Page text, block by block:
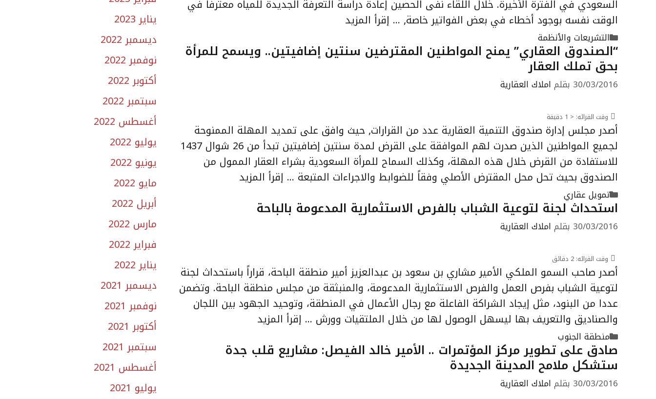
السعودي في الفترة الأخيرة. خلال اللقاء نفى الحصين إعادة دراسة التعرفة الجديدة للمياه معترفاً في
الوقت نفسه بوجود أخطاء في بعض الفواتير خاصة, … إقرأ المزيد
التصنيفات
التشريعات والأنظمة
“الصندوق العقاري” يمنح المواطنين المقترضين سنتين إضافيتين.. ويسمح للمرأة
بحق تملك العقار
30/03/2016 بقلم املاك العقارية
وقت القرائه: < 1 دقيقة
أصدر مجلس إدارة صندوق التنمية العقارية عدد من القرارات, حيث وافق على تمديد المهلة الممنوحة
لجميع المواطنين الذين صدرت لهم الموافقة على القرض لمدة سنتين إضافيتين تبدأ من 26 شوال 1437
للاستفادة من القرض خلال هذه المهلة، وكذلك السماح للمرأة السعودية بشراء العقار الممول من
الصندوق بحيث تحل محل المقترض الأصلي وفقاً للضوابط والاجراءات المتبعة … إقرأ المزيد
التصنيفات
تمويل عقاري
استحداث لجنة لتوعية الشباب بالفرص الاستثمارية المدعومة بالباحة
30/03/2016 بقلم املاك العقارية
وقت القرائه: 2 دقائق
أصدر صاحب السمو الملكي الأمير مشاري بن سعود بن عبدالعزيز أمير منطقة الباحة، قراراً باستحداث لجنة
لتوعية الشباب بفرص العمل والفرص الاستثمارية المدعومة، والمنبثقة من مجلس منطقة الباحة. وتضمن
عددا من البنود، مثل إيجاد الشراكة الفاعلة مع رجال الأعمال في المنطقة، وتوحيد الجهود بين اللجان
والصناديق والتعريف بها ليسهل الوصول لها من خلال الملتقيات وورش … إقرأ المزيد
التصنيفات
منطقة الجنوب
صادق على تطوير مركز المؤتمرات .. الأمير خالد الفيصل: مشاريع قلب جدة
ستشكل ملامح المدينة الجديدة
30/03/2016 بقلم املاك العقارية
يناير 2023
ديسمبر 2022
نوفمبر 2022
أكتوبر 2022
سبتمبر 2022
أغسطس 2022
يوليو 2022
يونيو 2022
مايو 2022
أبريل 2022
مارس 2022
فبراير 2022
يناير 2022
ديسمبر 2021
نوفمبر 2021
أكتوبر 2021
سبتمبر 2021
أغسطس 2021
يوليو 2021